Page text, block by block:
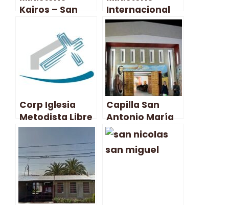
Kairos – San
Internacional
Cristiano Vida
de Dios – San
Miguel
Corp Iglesia
Metodista Libre
de Chile – San
Capilla San
Antonio María
Claret – San
Miguel